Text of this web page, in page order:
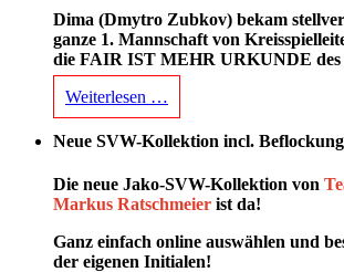
Dima (Dmytro Zubkov) bekam
ganze 1. Mannschaft von
die FAIR IST MEHR URKUNDE
Weiterlesen …
Neue SVW-Kollektion incl. Beflockung
Die neue Jako-SVW-Kollektion von
Markus Ratschmeier ist da!
Ganz einfach online auswählen und
der eigenen Initialen!